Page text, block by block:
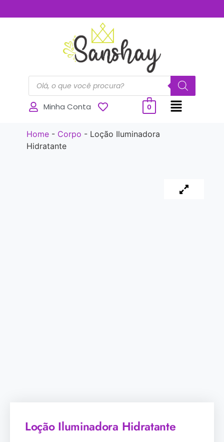
Minha Conta 0
Home- Corpo - Loção Iluminadora
Hidratante
Loção Iluminadora Hidratante